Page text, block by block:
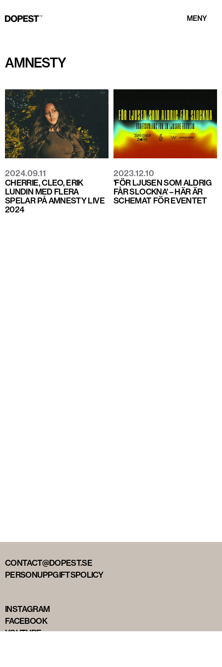
MENY
AMNESTY
2024.09.11
CHERRIE, CLEO, ERIK
LUNDIN MED FLERA
SPELAR PÅ AMNESTY LIVE
2024
2023.12.10
'FÖR LJUSEN SOM ALDRIG
FÅR SLOCKNA' – HÄR ÄR
SCHEMAT FÖR EVENTET
CONTACT@DOPEST.SE
PERSONUPPGIFTSPOLICY
INSTAGRAM
FACEBOOK
YOUTUBE